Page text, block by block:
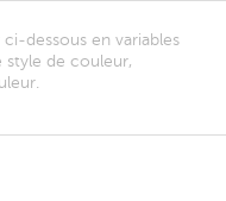
dessous en variables
style de couleur,